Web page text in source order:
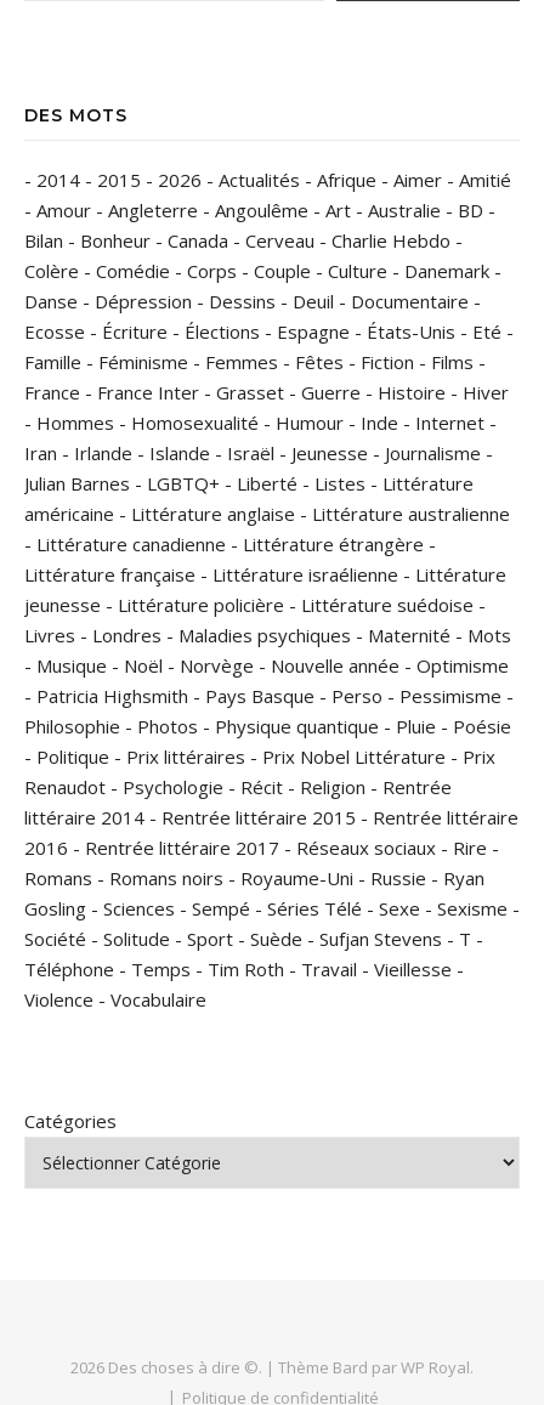
DES MOTS
- 2014 - 2015 - 2026 - Actualités - Afrique - Aimer - Amitié
- Amour - Angleterre - Angoulême - Art - Australie - BD -
Bilan - Bonheur - Canada - Cerveau - Charlie Hebdo -
Colère - Comédie - Corps - Couple - Culture - Danemark -
Danse - Dépression - Dessins - Deuil - Documentaire -
Ecosse - Écriture - Élections - Espagne - États-Unis - Eté -
Famille - Féminisme - Femmes - Fêtes - Fiction - Films -
France - France Inter - Grasset - Guerre - Histoire - Hiver
- Hommes - Homosexualité - Humour - Inde - Internet -
Iran - Irlande - Islande - Israël - Jeunesse - Journalisme -
Julian Barnes - LGBTQ+ - Liberté - Listes - Littérature
américaine - Littérature anglaise - Littérature australienne
- Littérature canadienne - Littérature étrangère -
Littérature française - Littérature israélienne - Littérature
jeunesse - Littérature policière - Littérature suédoise -
Livres - Londres - Maladies psychiques - Maternité - Mots
- Musique - Noël - Norvège - Nouvelle année - Optimisme
- Patricia Highsmith - Pays Basque - Perso - Pessimisme -
Philosophie - Photos - Physique quantique - Pluie - Poésie
- Politique - Prix littéraires - Prix Nobel Littérature - Prix
Renaudot - Psychologie - Récit - Religion - Rentrée
littéraire 2014 - Rentrée littéraire 2015 - Rentrée littéraire
2016 - Rentrée littéraire 2017 - Réseaux sociaux - Rire -
Romans - Romans noirs - Royaume-Uni - Russie - Ryan
Gosling - Sciences - Sempé - Séries Télé - Sexe - Sexisme -
Société - Solitude - Sport - Suède - Sufjan Stevens - T -
Téléphone - Temps - Tim Roth - Travail - Vieillesse -
Violence - Vocabulaire
Catégories
2026 Des choses à dire ©. | Thème Bard parWP Royal.
Politique de confidentialité